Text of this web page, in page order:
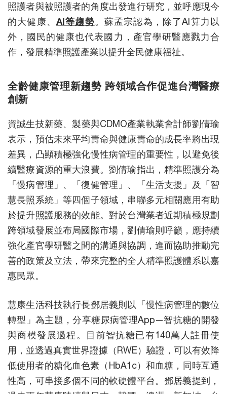
照護者與被照護者的角度出發進行研究，並呼應現今
的大健康、 AI等趨勢。蘇孟宗認為，除了AI算力以
外，國民的健康也代表國力，產官學研醫應戮力合
作，發展精準照護產業以提升全民健康福祉。
全齡健康管理新趨勢 跨領域合作促進台灣醫療
創新
資誠生技新藥、製藥與CDMO產業執業會計師劉倩瑜
表示，預估未來平均壽命與健康壽命的成長率將出現
差異，凸顯積極強化慢性病管理的重要性，以避免後
續醫療資源的重大浪費。劉倩瑜指出，精準照護分為
「慢病管理」、「復健管理」、「生活支援」及「智
慧長照系統」等四個子領域，串聯多元相關應用有助
於提升照護服務的效能。對於台灣業者近期積極規劃
跨領域發展並布局國際市場，劉倩瑜則呼籲，應持續
強化產官學研醫之間的溝通與協調，進而協助推動完
善的政策及立法，帶來完整的全人精準照護體系以嘉
惠民眾。
慧康生活科技執行長鄧居義則以「慢性病管理的數位
轉型」為主題，分享糖尿病管理App—智抗糖的開發
與商模發展過程。目前智抗糖已有140萬人註冊使
用，並透過真實世界證據（RWE）驗證，可以有效降
低使用者的糖化血色素（HbA1c）和血糖，同時互通
性高，可串接多個不同的軟硬體平台。鄧居義提到，